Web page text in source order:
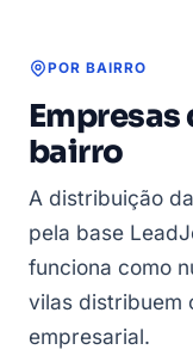
POR BAIRRO
bairro
A distribuição
pela base
funciona como
vilas distribuem
empresarial.